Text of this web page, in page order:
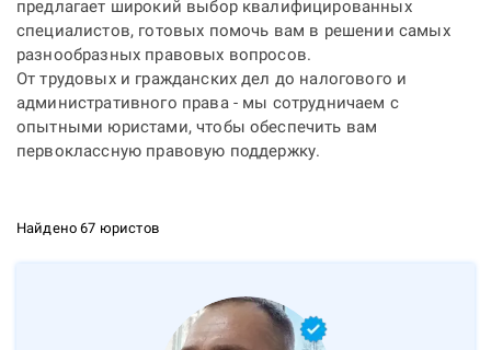
предлагает широкий выбор квалифицированных
специалистов, готовых помочь вам в решении самых
разнообразных правовых вопросов.
От трудовых и гражданских дел до налогового и
административного права - мы сотрудничаем с
опытными юристами, чтобы обеспечить вам
первоклассную правовую поддержку.
Найдено 67 юристов